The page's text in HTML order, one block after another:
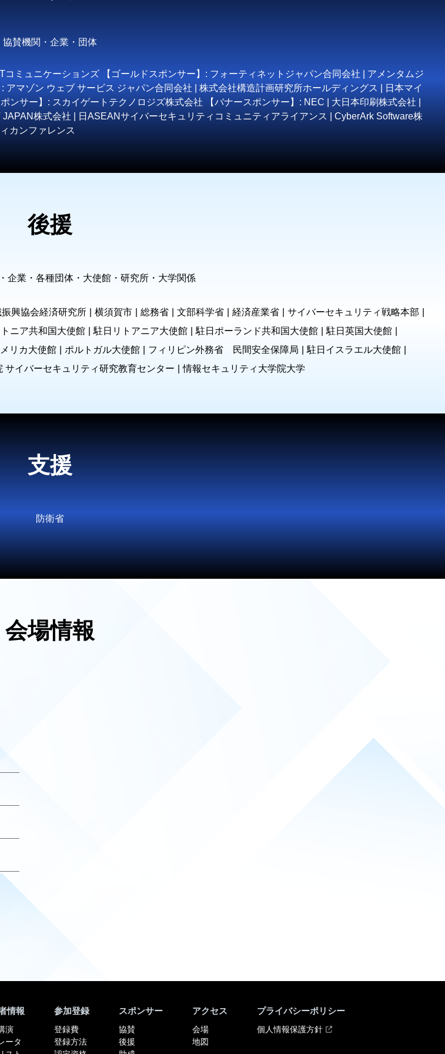
協賛機関・企業・団体
ミュニケーションズ 【ゴールドスポンサー】: フォーティネットジャパン合同会社 | アメンタムジ
マゾン ウェブ サービス ジャパン合同会社 | 株式会社構造計画研究所ホールディングス | 日本マイ
サー】: スカイゲートテクノロジズ株式会社 【バナースポンサー】: NEC | 大日本印刷株式会社 |
株式会社 | 日ASEANサイバーセキュリティコミュニティアライアンス | CyberArk Software株
カンファレンス
後援
企業・各種団体 ・ 大使館 ・ 研究所・大学関係
興協会経済研究所 横須賀市 総務省 文部科学省 経済産業省
サイバーセキュリティ戦略本部
ニア共和国大使館 駐日リトアニア大使館 駐日ポーランド共和国大使館
駐日英国大使館
リカ大使館 ポルトガル大使館 フィリピン外務省 民間安全保障局
駐日イスラエル大使館
サイバーセキュリティ研究教育センター 情報セキュリティ大学院大学
支援
防衛省
会場情報
情報
演
ータ
参加登録
登録費
登録方法
スポンサー
協賛
後援
アクセス
会場
地図
プライバシーポリシー
個人情報保護方針